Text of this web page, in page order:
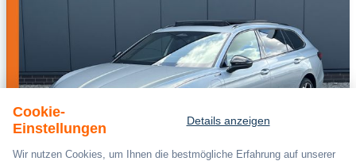
Cookie-
Einstellungen
Details anzeigen
Wir nutzen Cookies, um Ihnen die bestmögliche Erfahrung auf unserer